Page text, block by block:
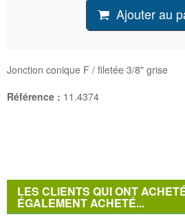
Ajouter au
Jonction conique F / filetée 3/8" grise
Référence : 11.4374
LES CLIENTS QUI ONT
ÉGALEMENT ACHETÉ...